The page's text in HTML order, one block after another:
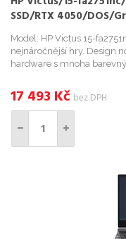
SSD/RTX 4050/DOS/
Model: HP Victus 15-
nejnáročnější hry. Design
hardware s mnoha
17 493 Kč bez DPH